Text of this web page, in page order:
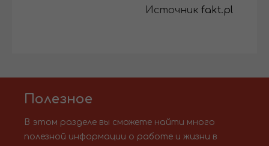
Источник fakt.pl
Полезное
В этом разделе вы сможете найти много
полезной информации о работе и жизни в